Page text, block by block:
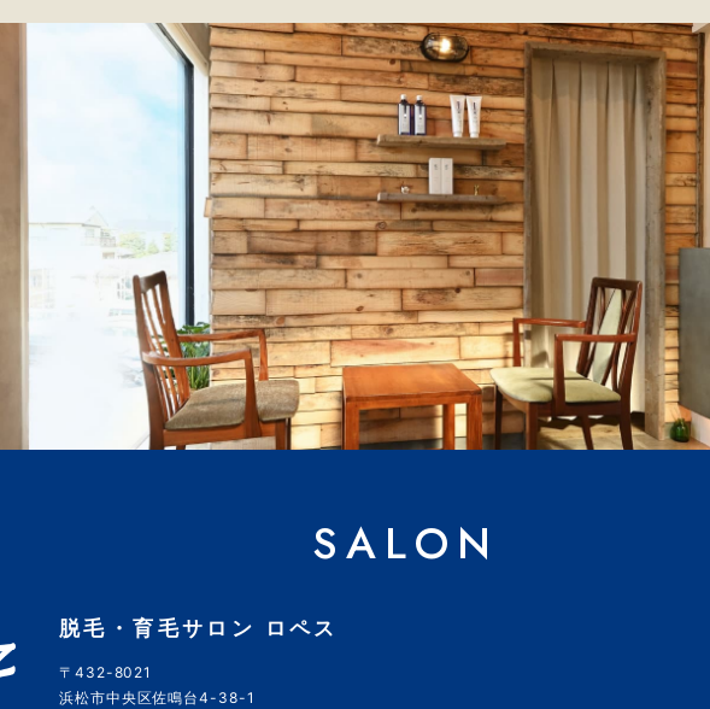
SALON
脱毛・育毛サロン ロペス
〒432-8021
浜松市中央区佐鳴台4-38-1